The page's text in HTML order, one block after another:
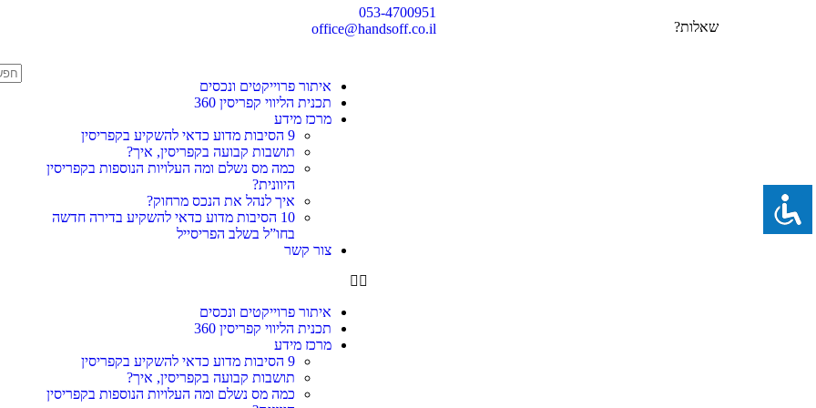
שאלות?
053-4700951
office@handsoff.co.il
איתור פרוייקטים ונכסים
תכנית הליווי קפריסין 360
מרכז מידע
9 הסיבות מדוע כדאי להשקיע בקפריסין
תושבות קבועה בקפריסין, איך?
כמה מס נשלם ומה העלויות הנוספות בקפריסין
היוונית?
איך לנהל את הנכס מרחוק?
10 הסיבות מדוע כדאי להשקיע בדירה חדשה
בחו”ל בשלב הפריסייל
צור קשר
איתור פרוייקטים ונכסים
תכנית הליווי קפריסין 360
מרכז מידע
9 הסיבות מדוע כדאי להשקיע בקפריסין
תושבות קבועה בקפריסין, איך?
כמה מס נשלם ומה העלויות הנוספות בקפריסין